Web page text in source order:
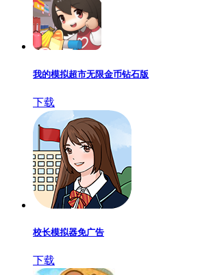
我的模拟超市无限金币钻石版
下载
校长模拟器免广告
下载